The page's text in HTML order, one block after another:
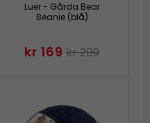
Luer - Gårda Bear
Beanie (blå)
kr 169 kr 209